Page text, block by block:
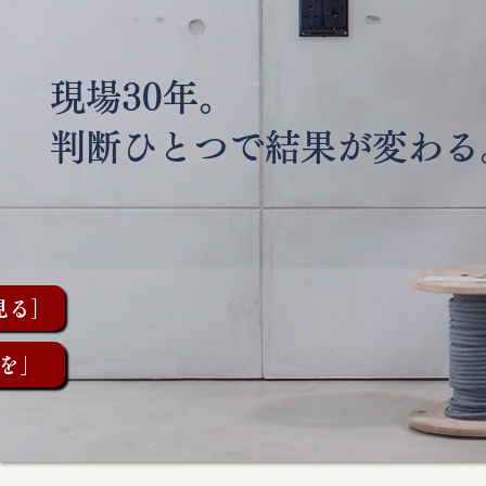
現場30年。
判断ひとつで結果が変わ
］
」